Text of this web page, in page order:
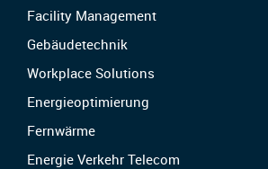
Facility Management
Gebäudetechnik
Workplace Solutions
Energieoptimierung
Fernwärme
Energie Verkehr Telecom